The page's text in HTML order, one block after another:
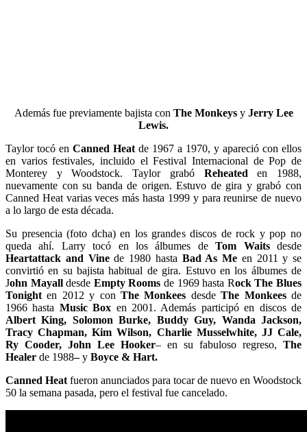
Además fue previamente bajista con The Monkeysy Jerry Lee
Lewis.
Taylor tocó en Canned Heat de 1967 a 1970, y apareció con ellos
en varios festivales, incluido el Festival Internacional de Pop de
Monterey y Woodstock. Taylor grabó Reheated en 1988,
nuevamente con su banda de origen. Estuvo de gira y grabó con
Canned Heat varias veces más hasta 1999 y para reunirse de nuevo
a lo largo de esta década.
Su presencia (foto dcha) en los grandes discos de rock y pop no
queda ahí. Larry tocó en los álbumes deTom Waitsdesde
Heartattack and Vinede 1980 hasta Bad As Me en 2011 y se
convirtió en su bajista habitual de gira. Estuvo en los álbumes de
John Mayalldesde Empty Rooms de 1969 hasta Rock The Blues
Tonight en 2012 y con The Monkees desdeThe Monkeesde
1966 hasta Music Box en 2001. Además participó en discos de
Albert King, Solomon Burke, Buddy Guy, Wanda Jackson,
Tracy Chapman, Kim Wilson, Charlie Musselwhite, JJ Cale,
Ry Cooder, John Lee Hooker– en su fabuloso regreso, The
Healer de 1988–y Boyce & Hart.
Canned Heat fueron anunciados para tocar de nuevo en Woodstock
50 la semana pasada, pero el festival fue cancelado.